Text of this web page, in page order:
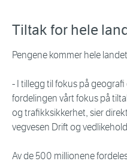
Tiltak for hele
Pengene kommer hele
- I tillegg til fokus på
fordelingen vårt fokus på
og trafikksikkerhet, sier
vegvesen Drift og
Av de 500 millionene